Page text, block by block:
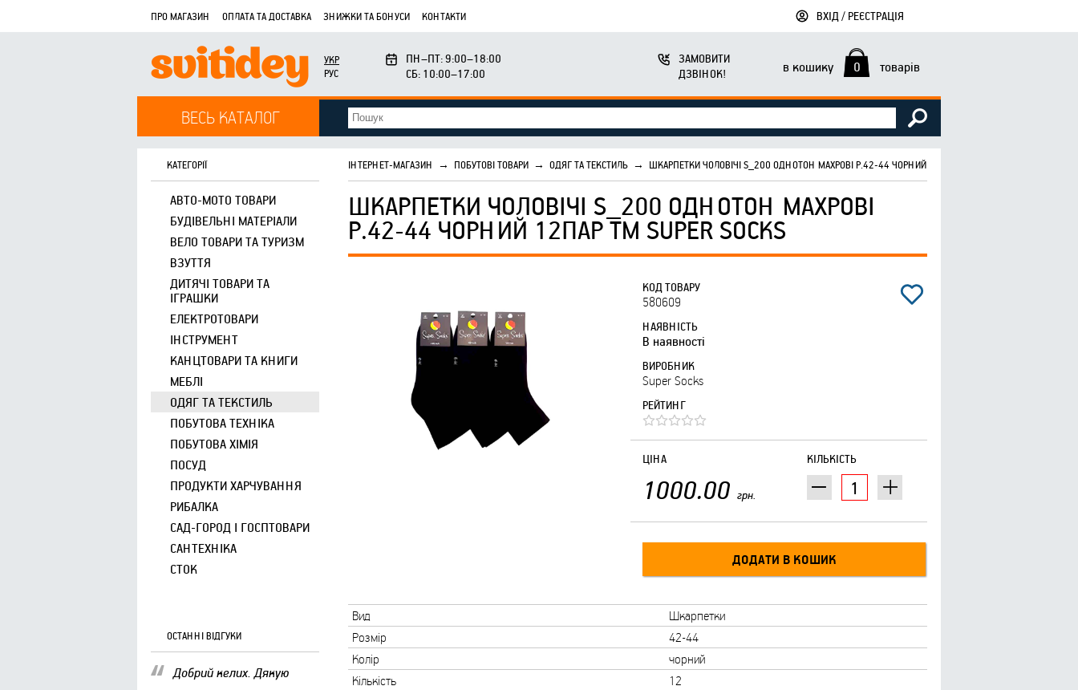
ПРО МАГАЗИН ОПЛАТА ТА ДОСТАВКА ЗНИЖКИ ТА БОНУСИ КОНТАКТИ ВХІД / РЕЄСТРАЦІЯ
УКР
РУС
ПН–ПТ: 9:00–18:00
СБ: 10:00–17:00
ЗАМОВИТИ
ДЗВІНОК!
в кошику 0 товарів
ВЕСЬ КАТАЛОГ
КАТЕГОРІЇ
АВТО-МОТО ТОВАРИ
БУДІВЕЛЬНІ МАТЕРІАЛИ
ВЕЛО ТОВАРИ ТА ТУРИЗМ
ВЗУТТЯ
ДИТЯЧІ ТОВАРИ ТА
ІГРАШКИ
ЕЛЕКТРОТОВАРИ
ІНСТРУМЕНТ
КАНЦТОВАРИ ТА КНИГИ
МЕБЛІ
ОДЯГ ТА ТЕКСТИЛЬ
ПОБУТОВА ТЕХНІКА
ПОБУТОВА ХІМІЯ
ПОСУД
ПРОДУКТИ ХАРЧУВАННЯ
РИБАЛКА
САД-ГОРОД І ГОСПТОВАРИ
САНТЕХНІКА
СТОК
ОСТАННІ ВІДГУКИ
Добрий келих. Дякую
ІНТЕРНЕТ-МАГАЗИН → ПОБУТОВІ ТОВАРИ → ОДЯГ ТА ТЕКСТИЛЬ → ШКАРПЕТКИ ЧОЛОВІЧІ S_200 ОДНОТОН МАХРОВІ Р.42-44 ЧОРНИЙ 12ПАР ТМ SUPER SOCKS
ШКАРПЕТКИ ЧОЛОВІЧІ S_200 ОДНОТОН МАХРОВІ
Р.42-44 ЧОРНИЙ 12ПАР ТМ SUPER SOCKS
КОД ТОВАРУ
580609
НАЯВНІСТЬ
В наявності
ВИРОБНИК
Super Socks
РЕЙТИНГ
КІЛЬКІСТЬ
ЦІНА
1000.00 грн.
Вид
Шкарпетки
Розмір
42-44
Колір
чорний
Кількість
12